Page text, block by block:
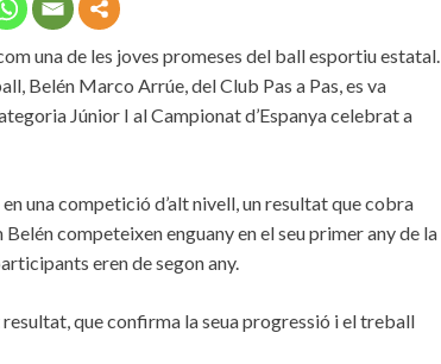
una de les joves promeses del ball esportiu estatal.
Belén Marco Arrúe, del Club Pas a Pas, es va
Júnior I al Campionat d’Espanya celebrat a
una competició d’alt nivell, un resultat que cobra
competeixen enguany en el seu primer any de la
eren de segon any.
que confirma la seua progressió i el treball